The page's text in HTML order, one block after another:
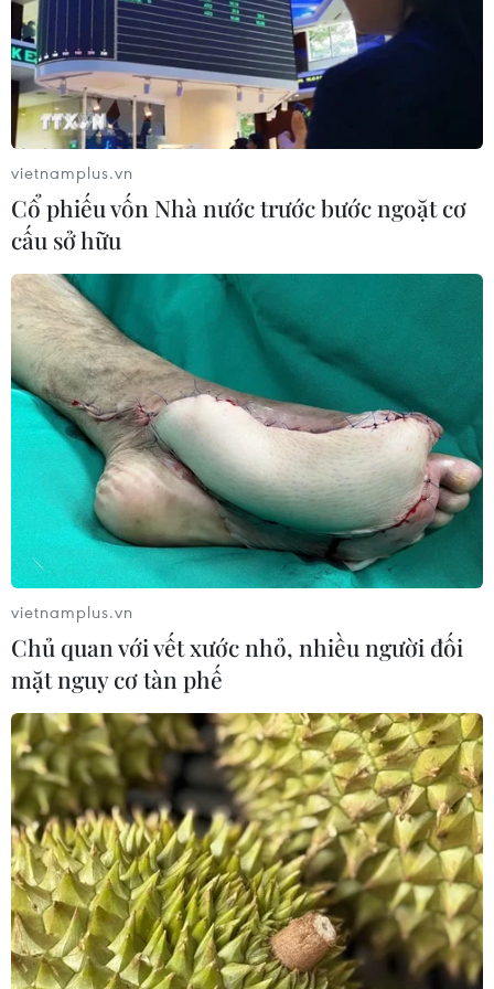
Tin cùng chuyên mục
Xung đột Hamas-Israel: Ai Cập kêu gọi các bên
tuân thủ kế hoạch hòa bình Gaza
10/08/2026 04:22
vietnamplus.vn
Cổ phiếu vốn Nhà nước trước bước ngoặt cơ
cấu sở hữu
vietnamplus.vn
Chủ quan với vết xước nhỏ, nhiều người đối
mặt nguy cơ tàn phế